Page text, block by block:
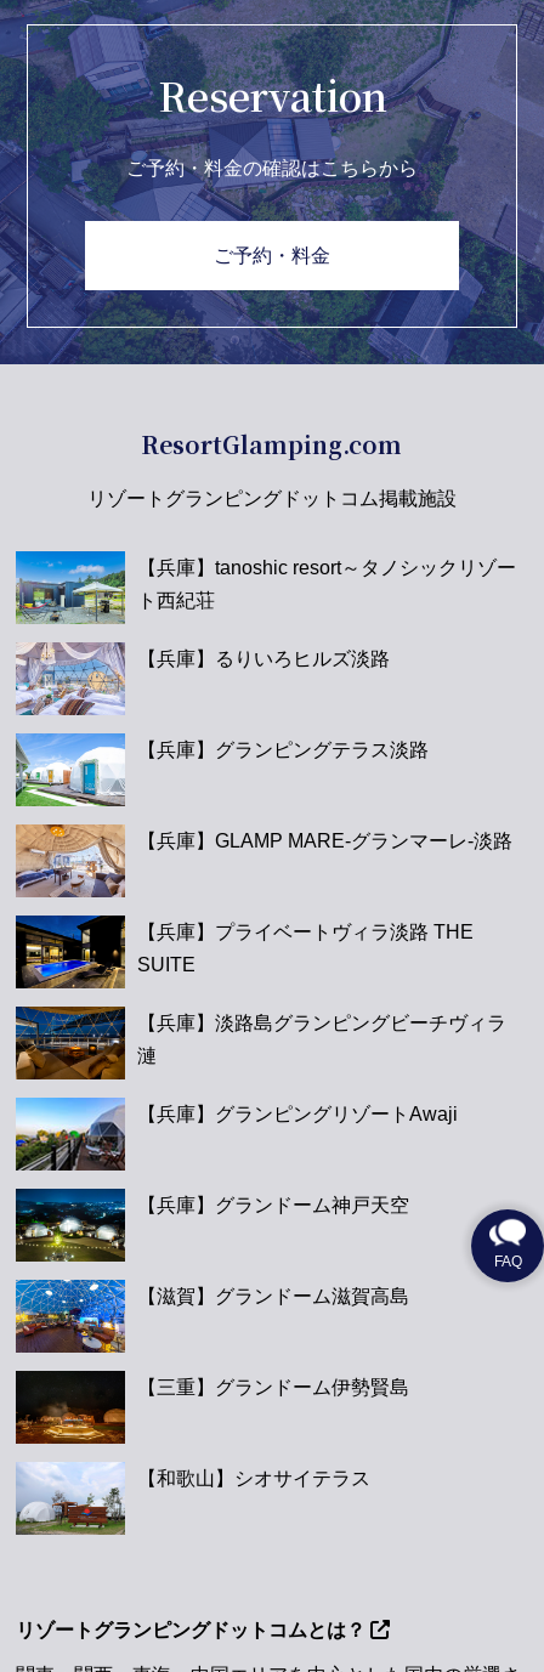
Reservation
ご予約・料金の確認はこちらから
ご予約・料金
ResortGlamping.com
リゾートグランピングドットコム掲載施設
【兵庫】tanoshic resort～タノシックリゾー
ト西紀荘
【兵庫】るりいろヒルズ淡路
【兵庫】グランピングテラス淡路
【兵庫】GLAMP MARE-グランマーレ-淡路
【兵庫】プライベートヴィラ淡路 THE
SUITE
【兵庫】淡路島グランピングビーチヴィラ
漣
【兵庫】グランピングリゾートAwaji
【兵庫】グランドーム神戸天空
【滋賀】グランドーム滋賀高島
【三重】グランドーム伊勢賢島
【和歌山】シオサイテラス
リゾートグランピングドットコムとは？